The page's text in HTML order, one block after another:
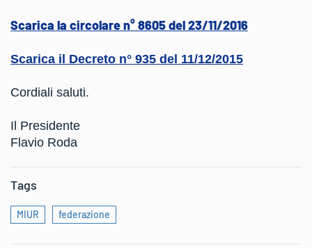
Scarica la circolare n° 8605 del 23/11/2016
Scarica il Decreto n° 935 del 11/12/2015
Cordiali saluti.
Il Presidente
Flavio Roda
Tags
MIUR federazione